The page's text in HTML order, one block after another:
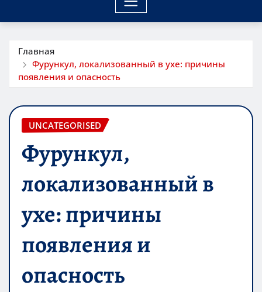
Главная
Фурункул, локализованный в ухе: причины
появления и опасность
UNCATEGORISED
Фурункул,
локализованный в
ухе: причины
появления и
опасность